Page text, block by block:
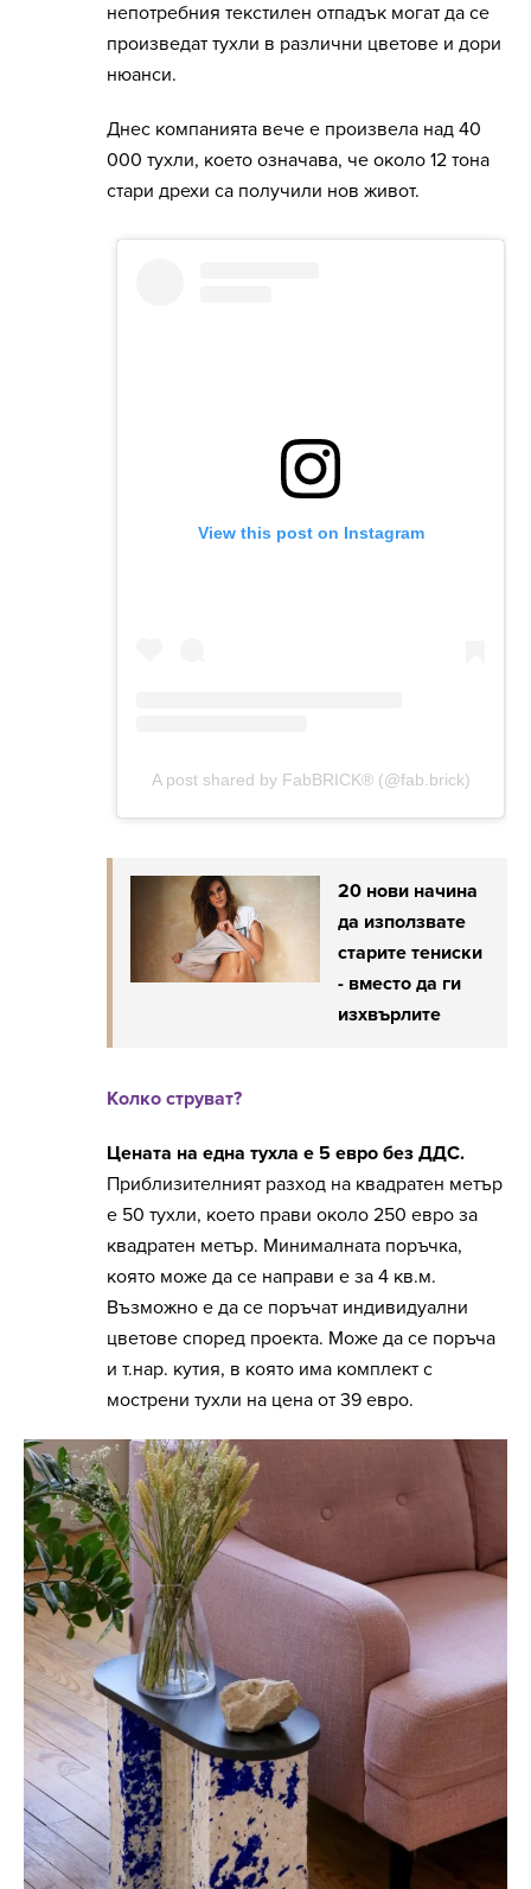
непотребния текстилен отпадък могат да се
произведат тухли в различни цветове и дори
нюанси.
Днес компанията вече е произвела над 40
000 тухли, което означава, че около 12 тона
стари дрехи са получили нов живот.
20 нови начина
да използвате
старите тениски
- вместо да ги
изхвърлите
Колко струват?
Цената на една тухла е 5 евро без ДДС.
Приблизителният разход на квадратен метър
е 50 тухли, което прави около 250 евро за
квадратен метър. Минималната поръчка,
която може да се направи е за 4 кв.м.
Възможно е да се поръчат индивидуални
цветове според проекта. Може да се поръча
и т.нар. кутия, в която има комплект с
мострени тухли на цена от 39 евро.